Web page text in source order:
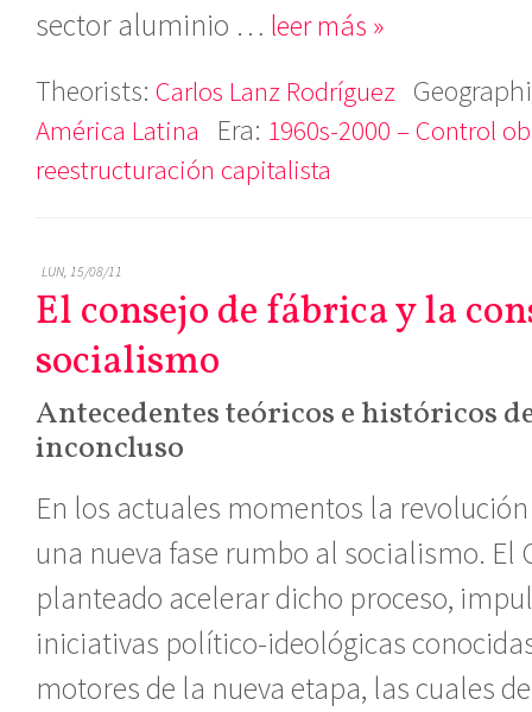
sector aluminio … leer más »
Theorists: Carlos Lanz Rodríguez
América Latina Era: 1960s-2000 – Control
reestructuración capitalista
LUN, 15/08/11
El consejo de fábrica y la
socialismo
Antecedentes teóricos e históricos
inconcluso
En los actuales momentos la
una nueva fase rumbo al socialismo. El
planteado acelerar dicho proceso,
iniciativas político-ideológicas
motores de la nueva etapa, las cuales